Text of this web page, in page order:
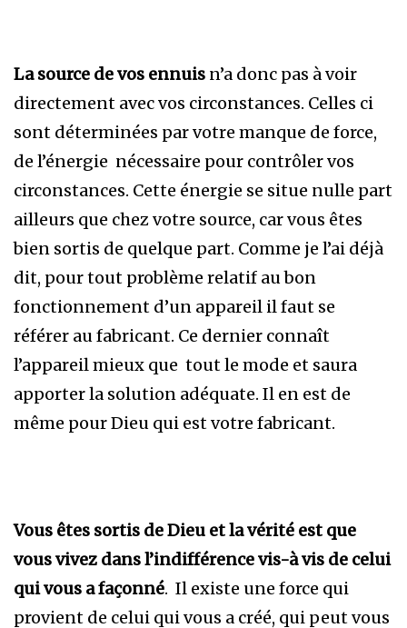
La source de vos ennuis n’a donc pas à voir
directement avec vos circonstances. Celles ci
sont déterminées par votre manque de force,
de l’énergie nécessaire pour contrôler vos
circonstances. Cette énergie se situe nulle part
ailleurs que chez votre source, car vous êtes
bien sortis de quelque part. Comme je l’ai déjà
dit, pour tout problème relatif au bon
fonctionnement d’un appareil il faut se
référer au fabricant. Ce dernier connaît
l’appareil mieux que tout le mode et saura
apporter la solution adéquate. Il en est de
même pour Dieu qui est votre fabricant.
Vous êtes sortis de Dieu et la vérité est que
vous vivez dans l’indifférence vis-à vis de celui
qui vous a façonné. Il existe une force qui
provient de celui qui vous a créé, qui peut vous